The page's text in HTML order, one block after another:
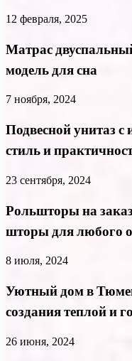
12 февраля, 2025
Матрас
модель для сна
7 ноября, 2024
Подвесной унитаз
стиль и
23 сентября, 2024
Рольшторы на
шторы для любого
8 июля, 2024
Уютный дом в
создания теплой и
26 июня, 2024